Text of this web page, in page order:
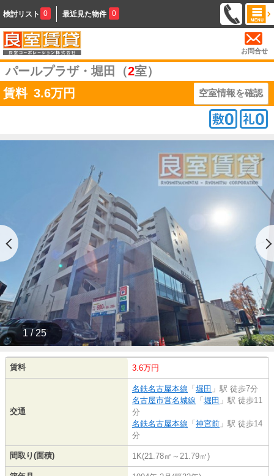
検討リスト 0 最近見た物件 0
お問合せ
パールプラザ・堀田（2室）
賃料 3.6万円 空室情報を確認
1 / 25
賃料 3.6万円
交通
名鉄名古屋本線 「 堀田 」駅 徒歩7分
名古屋市営名城線 「 堀田 」駅 徒歩11
分
名鉄名古屋本線 「 神宮前 」駅 徒歩14
分
間取り(面積) 1K(21.78㎡～21.79㎡)